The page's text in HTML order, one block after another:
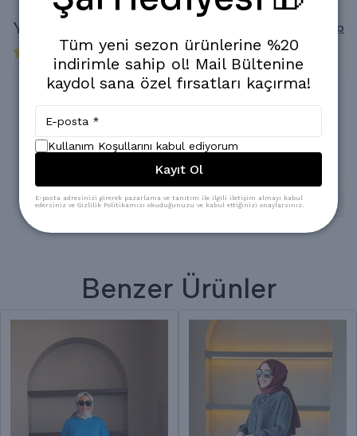
Yorumlar Yorum Yap
1 değerlendirmeye göre
18 Mart 2026
Nihal K.
Satın Alınmış
1
Benzer Ürünler
Tüm yeni sezon ürünlerine %20
indirimle sahip ol! Mail Bültenine
kaydol sana özel fırsatları kaçırma!
Kullanım Koşullarını kabul ediyorum
Kayıt Ol
E-posta adresinizi girerek pazarlama ve tanıtım ile ilgili iletişim almayı kabul
edersiniz ve Gizlilik Politikamızı okuduğunuzu ve kabul ettiğinizi onaylarsınız.